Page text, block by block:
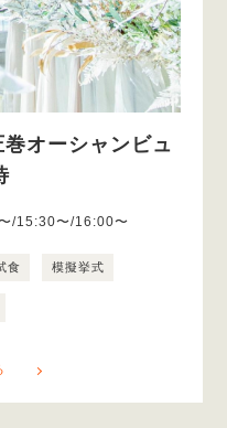
オーシャンビュ
/15:30〜/16:00〜
食 模擬挙式